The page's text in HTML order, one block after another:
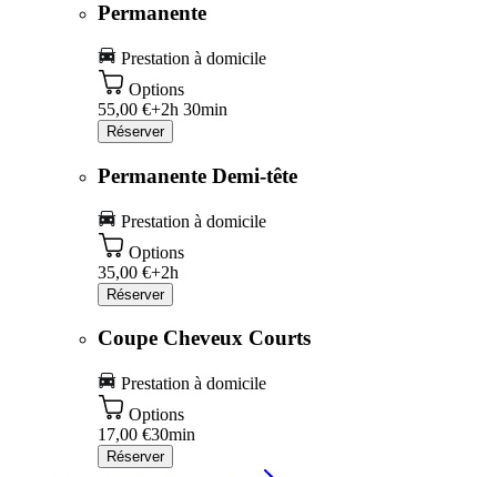
Permanente
Prestation à domicile
Options
55,00 €+2h 30min
Réserver
Permanente Demi-tête
Prestation à domicile
Options
35,00 €+2h
Réserver
Coupe Cheveux Courts
Prestation à domicile
Options
17,00 €30min
Réserver